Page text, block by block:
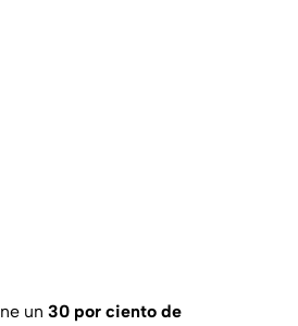
un 30 por ciento de